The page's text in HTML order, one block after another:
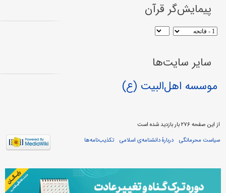
پیمایش‌گر قرآن
سایر سایت‌ها
موسسه اهل‌البیت (ع)
از این صفحه ۲۷۶ بار بازدید شده است
سیاست محرمانگی
دربارهٔ دانشنامه‌ی اسلامی تکذیب‌نامه‌ها